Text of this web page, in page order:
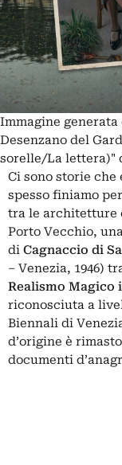
Immagine
Desenzano del
sorelle/La lettera)"
Ci sono storie che
spesso finiamo
tra le architetture
Porto Vecchio,
di Cagnaccio di
– Venezia, 1946)
Realismo Magico
riconosciuta a
Biennali di
d’origine è
documenti